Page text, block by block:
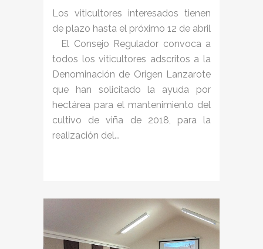
Los viticultores interesados tienen
de plazo hasta el próximo 12 de abril
El Consejo Regulador convoca a
todos los viticultores adscritos a la
Denominación de Origen Lanzarote
que han solicitado la ayuda por
hectárea para el mantenimiento del
cultivo de viña de 2018, para la
realización del...